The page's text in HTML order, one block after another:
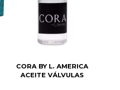
CORA BY L. AMERICA
ACEITE VÁLVULAS